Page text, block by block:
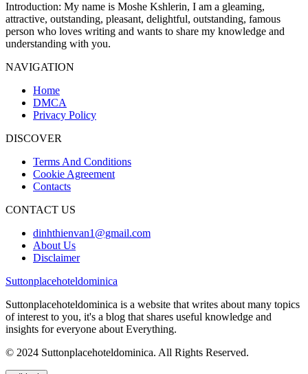
Introduction: My name is Moshe Kshlerin, I am a gleaming,
attractive, outstanding, pleasant, delightful, outstanding, famous
person who loves writing and wants to share my knowledge and
understanding with you.
NAVIGATION
Home
DMCA
Privacy Policy
DISCOVER
Terms And Conditions
Cookie Agreement
Contacts
CONTACT US
dinhthienvan1@gmail.com
About Us
Disclaimer
Suttonplacehoteldominica
Suttonplacehoteldominica is a website that writes about many topics
of interest to you, it's a blog that shares useful knowledge and
insights for everyone about Everything.
© 2024 Suttonplacehoteldominica. All Rights Reserved.